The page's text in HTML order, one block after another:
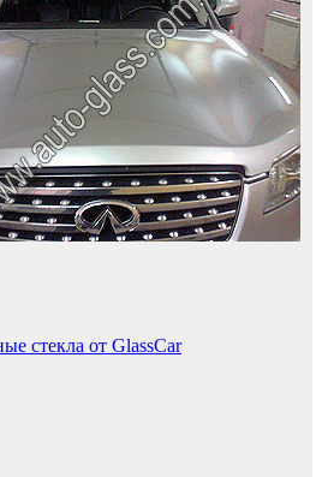
стекла от GlassCar